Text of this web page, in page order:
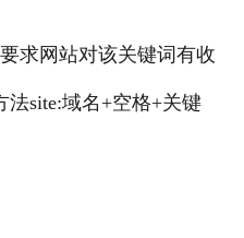
网站对该关键词有收
site:域名+空格+关键